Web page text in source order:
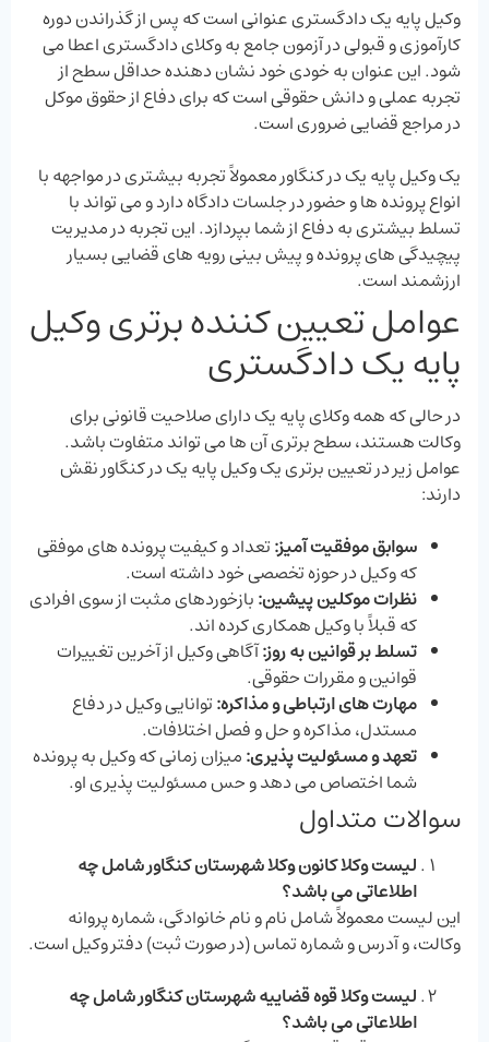
وکیل پایه یک دادگستری عنوانی است که پس از گذراندن دوره
کارآموزی و قبولی در آزمون جامع به وکلای دادگستری اعطا می
‌شود. این عنوان به خودی خود نشان‌ دهنده حداقل سطح از
تجربه عملی و دانش حقوقی است که برای دفاع از حقوق موکل
در مراجع قضایی ضروری است.
یک وکیل پایه یک در کنگاور معمولاً تجربه بیشتری در مواجهه با
انواع پرونده ‌ها و حضور در جلسات دادگاه دارد و می ‌تواند با
تسلط بیشتری به دفاع از شما بپردازد. این تجربه در مدیریت
پیچیدگی‌ های پرونده و پیش ‌بینی رویه ‌های قضایی بسیار
ارزشمند است.
عوامل تعیین کننده برتری وکیل
پایه یک دادگستری
در حالی که همه وکلای پایه یک دارای صلاحیت قانونی برای
وکالت هستند، سطح برتری آن ‌ها می‌ تواند متفاوت باشد.
عوامل زیر در تعیین برتری یک وکیل پایه یک در کنگاور نقش
دارند:
سوابق موفقیت ‌آمیز:تعداد و کیفیت پرونده ‌های موفقی
که وکیل در حوزه تخصصی خود داشته است.
نظرات موکلین پیشین:بازخوردهای مثبت از سوی افرادی
که قبلاً با وکیل همکاری کرده‌ اند.
تسلط بر قوانین به ‌روز:آگاهی وکیل از آخرین تغییرات
قوانین و مقررات حقوقی.
مهارت‌ های ارتباطی و مذاکره:توانایی وکیل در دفاع
مستدل، مذاکره و حل و فصل اختلافات.
تعهد و مسئولیت ‌پذیری:میزان زمانی که وکیل به پرونده
شما اختصاص می ‌دهد و حس مسئولیت ‌پذیری او.
سوالات متداول
لیست وکلا کانون وکلا شهرستان کنگاور شامل چه
اطلاعاتی می باشد؟
این لیست معمولاً شامل نام و نام خانوادگی، شماره پروانه
وکالت، و آدرس و شماره تماس (در صورت ثبت) دفتر وکیل است.
لیست وکلا قوه قضاییه شهرستان کنگاور شامل چه
اطلاعاتی می باشد؟